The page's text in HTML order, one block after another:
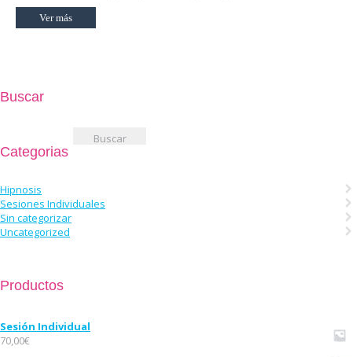
Ver más
Buscar
Categorias
Hipnosis
Sesiones Individuales
Sin categorizar
Uncategorized
Productos
Sesión Individual
70,00€